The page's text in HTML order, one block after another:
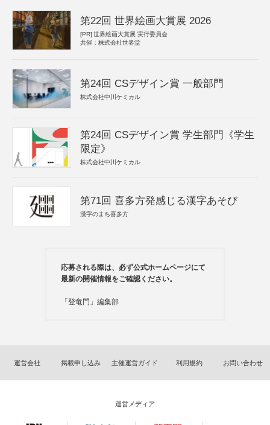
第22回 世界絵画大賞展 2026
[PR] 世界絵画大賞展 実行委員会
共催：株式会社世界堂
第24回 CSデザイン賞 一般部門
株式会社中川ケミカル
第24回 CSデザイン賞 学生部門《学生
限定》
株式会社中川ケミカル
第71回 喜多方発感じる漢字あそび
漢字のまち喜多方
応募される際は、必ず公式ホームページにて
最新の開催情報をご確認ください。
「登竜門」編集部
運営会社 掲載申し込み 主催運営ガイド 利用規約 お問い合わせ
運営メディア